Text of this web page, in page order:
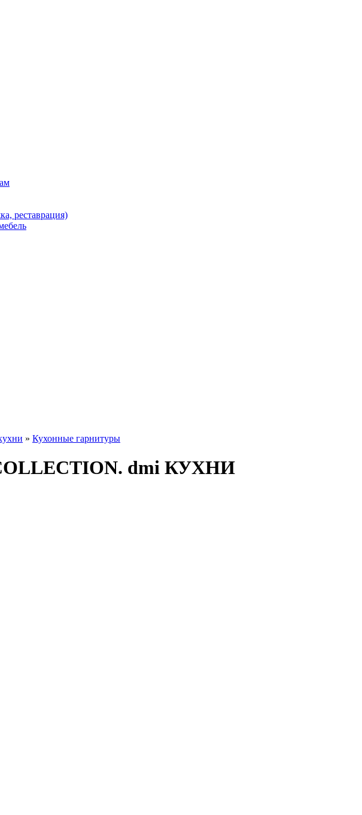
реставрация)
» Кухонные гарнитуры
dmi КУХНИ